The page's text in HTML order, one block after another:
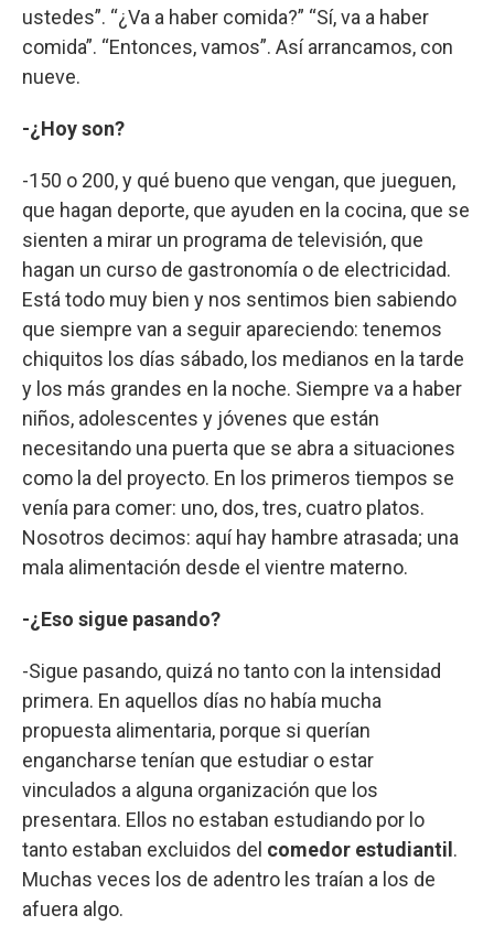
ustedes”. “¿Va a haber comida?” “Sí, va a haber
comida”. “Entonces, vamos”. Así arrancamos, con
nueve.
-¿Hoy son?
-150 o 200, y qué bueno que vengan, que jueguen,
que hagan deporte, que ayuden en la cocina, que se
sienten a mirar un programa de televisión, que
hagan un curso de gastronomía o de electricidad.
Está todo muy bien y nos sentimos bien sabiendo
que siempre van a seguir apareciendo: tenemos
chiquitos los días sábado, los medianos en la tarde
y los más grandes en la noche. Siempre va a haber
niños, adolescentes y jóvenes que están
necesitando una puerta que se abra a situaciones
como la del proyecto. En los primeros tiempos se
venía para comer: uno, dos, tres, cuatro platos.
Nosotros decimos: aquí hay hambre atrasada; una
mala alimentación desde el vientre materno.
-¿Eso sigue pasando?
-Sigue pasando, quizá no tanto con la intensidad
primera. En aquellos días no había mucha
propuesta alimentaria, porque si querían
engancharse tenían que estudiar o estar
vinculados a alguna organización que los
presentara. Ellos no estaban estudiando por lo
tanto estaban excluidos del comedor estudiantil .
Muchas veces los de adentro les traían a los de
afuera algo.